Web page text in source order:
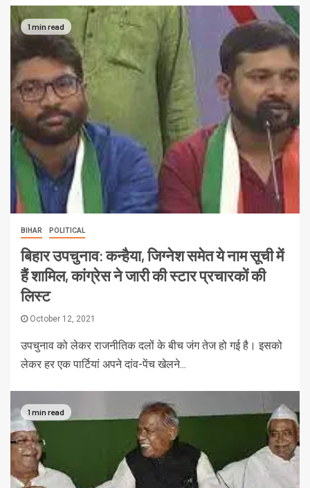
1 min read
BIHAR POLITICAL
बिहार उपचुनाव: कन्हैया, जिग्नेश समेत ये नाम सूची में
हैं शामिल, कांग्रेस ने जारी की स्टार प्रचारकों की
लिस्ट
October 12, 2021
उपचुनाव को लेकर राजनीतिक दलों के बीच जंग तेज हो गई है। इसको
लेकर हर एक पार्टियां अपने दांव-पेंच खेलने...
1 min read